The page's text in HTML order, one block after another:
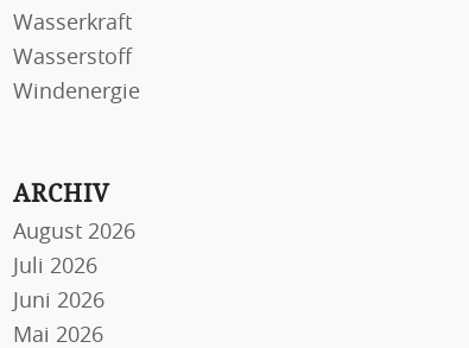
Wasserkraft
Wasserstoff
Windenergie
ARCHIV
August 2026
Juli 2026
Juni 2026
Mai 2026